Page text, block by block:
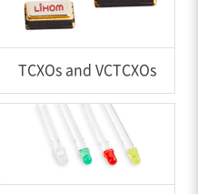
TCXOs and VCTCXOs